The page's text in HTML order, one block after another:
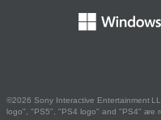
©2026 Sony Interactive Entertainment
logo", "PS5", "PS4 logo" and "PS4" are